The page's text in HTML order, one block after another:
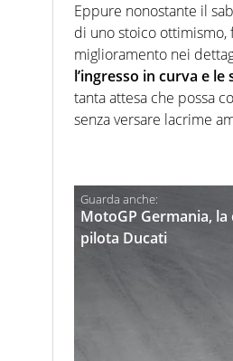
Eppure nonostante il
di uno stoico
miglioramento nei
l’ingresso in curva e le
tanta attesa che possa
senza versare lacrime
MotoGP Germania,
pilota Ducati